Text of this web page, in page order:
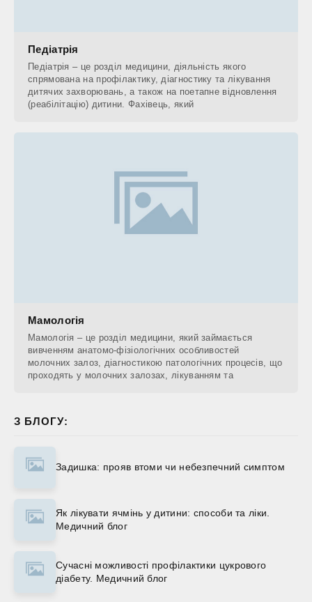
Педіатрія
Педіатрія – це розділ медицини, діяльність якого
спрямована на профілактику, діагностику та лікування
дитячих захворювань, а також на поетапне відновлення
(реабілітацію) дитини. Фахівець, який
Мамологія
Мамологія – це розділ медицини, який займається
вивченням анатомо-фізіологічних особливостей
молочних залоз, діагностикою патологічних процесів, що
проходять у молочних залозах, лікуванням та
З БЛОГУ:
Задишка: прояв втоми чи небезпечний симптом
Як лікувати ячмінь у дитини: способи та ліки.
Медичний блог
Сучасні можливості профілактики цукрового
діабету. Медичний блог